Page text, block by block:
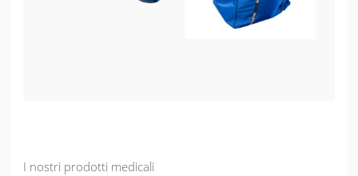
I nostri prodotti medicali